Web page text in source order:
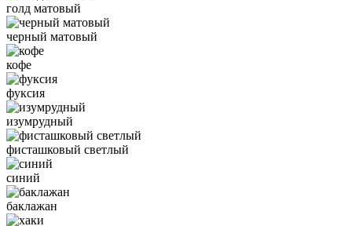
голд матовый
черный матовый
кофе
фуксия
изумрудный
фисташковый светлый
синий
баклажан